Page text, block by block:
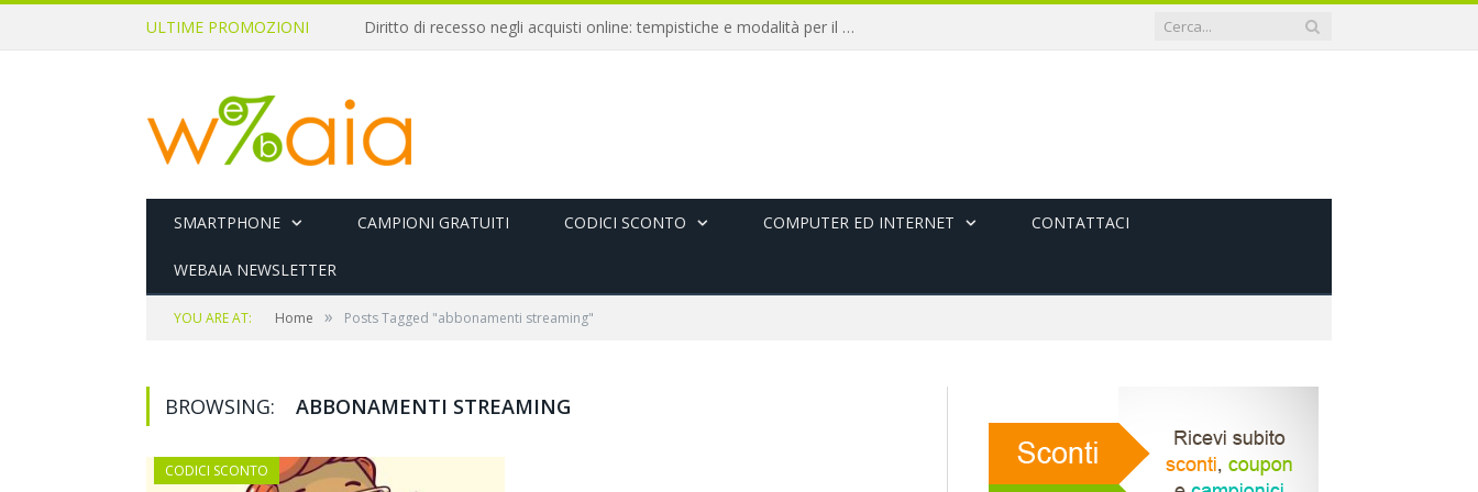
ULTIME PROMOZIONI Diritto di recesso negli acquisti online: tempistiche e modalità per il rimborso
SMARTPHONE CAMPIONI GRATUITI CODICI SCONTO COMPUTER ED INTERNET CONTATTACI
WEBAIA NEWSLETTER
YOU ARE AT: Home » Posts Tagged "abbonamenti streaming"
BROWSING: ABBONAMENTI STREAMING
CODICI SCONTO